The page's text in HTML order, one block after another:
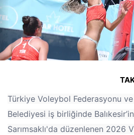
Türkiye Voleybol Federasyonu
Belediyesi iş birliğinde
Sarımsaklı'da düzenlenen 2026